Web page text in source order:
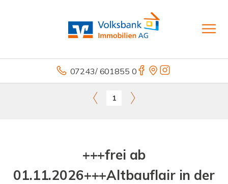
07243/ 601855 0
1
+++frei ab
01.11.2026+++Altbauflair in der